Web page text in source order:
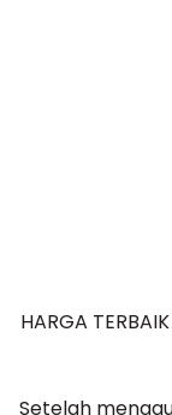
HARGA
Setelah